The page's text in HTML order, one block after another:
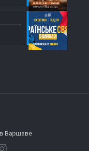
Варшаве